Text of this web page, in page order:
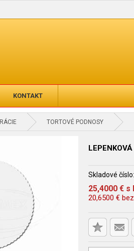
KONTAKT
TORTOVÉ PODNOSY
Skladové číslo:
25,4000 € s
20,6500 €